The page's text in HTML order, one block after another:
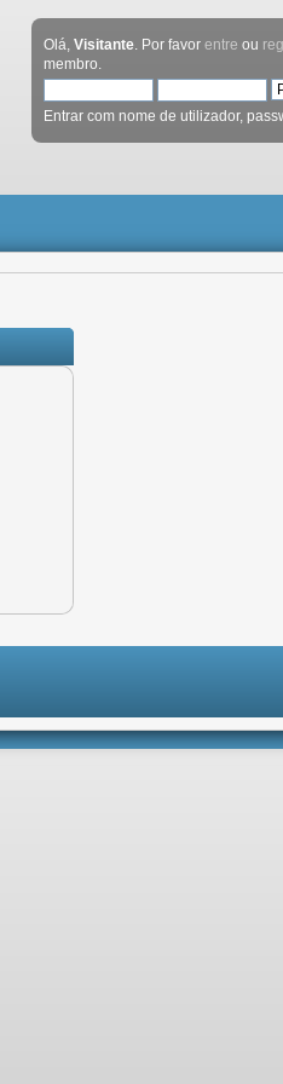
Olá, Visitante. Por favor entre ou
membro.
Entrar com nome de utilizador,